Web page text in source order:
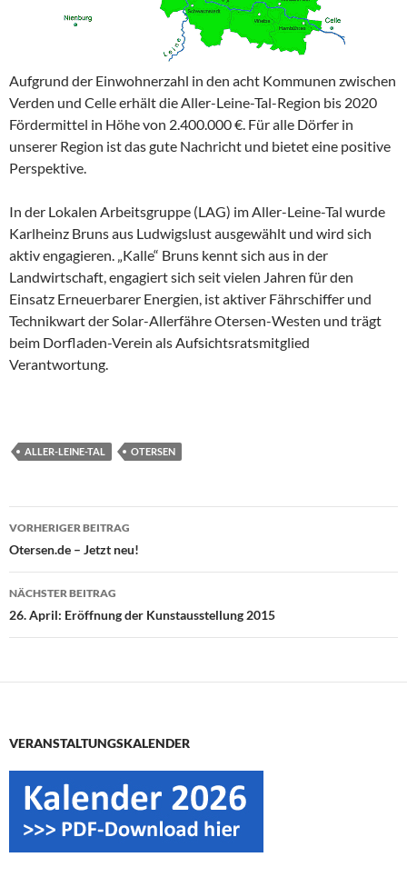
Aufgrund der Einwohnerzahl in den acht Kommunen zwischen
Verden und Celle erhält die Aller-Leine-Tal-Region bis 2020
Fördermittel in Höhe von 2.400.000 €. Für alle Dörfer in
unserer Region ist das gute Nachricht und bietet eine positive
Perspektive.
In der Lokalen Arbeitsgruppe (LAG) im Aller-Leine-Tal wurde
Karlheinz Bruns aus Ludwigslust ausgewählt und wird sich
aktiv engagieren. „Kalle“ Bruns kennt sich aus in der
Landwirtschaft, engagiert sich seit vielen Jahren für den
Einsatz Erneuerbarer Energien, ist aktiver Fährschiffer und
Technikwart der Solar-Allerfähre Otersen-Westen und trägt
beim Dorfladen-Verein als Aufsichtsratsmitglied
Verantwortung.
ALLER-LEINE-TAL OTERSEN
Beitragsnavigation
VORHERIGER BEITRAG
Otersen.de – Jetzt neu!
NÄCHSTER BEITRAG
26. April: Eröffnung der Kunstausstellung 2015
VERANSTALTUNGSKALENDER